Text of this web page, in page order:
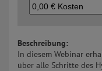
Beschreibung:
In diesem Webinar
über alle Schritte des